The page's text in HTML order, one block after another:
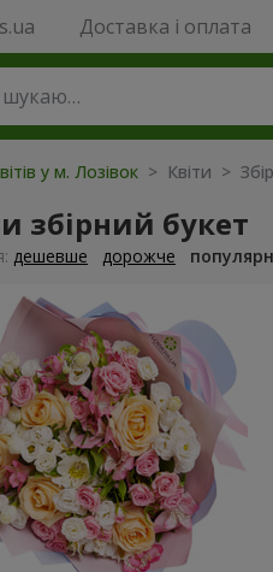
Доставка і оплата
у м. Лозівок > Квіти >
збірний букет
дешевше дорожче